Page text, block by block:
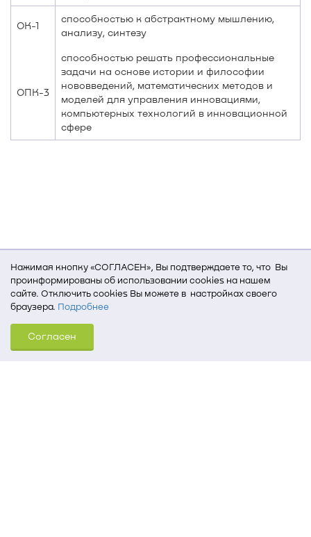
Нажимая кнопку «СОГЛАСЕН», Вы подтверждаете то, что Вы
проинформированы об использовании cookies на нашем
сайте. Отключить cookies Вы можете в настройках своего
браузера. Подробнее
Для того, чтобы мы могли качественно предоставить Вам
услуги, мы используем cookies, которые сохраняются
на Вашем компьютере (Сведения о местоположении; ip-адрес;
Согласен
ОК-1
способностью к абстрактному мышлению,
анализу, синтезу
ОПК-3
способностью решать профессиональные
задачи на основе истории и философии
нововведений, математических методов и
моделей для управления инновациями,
компьютерных технологий в инновационной
сфере